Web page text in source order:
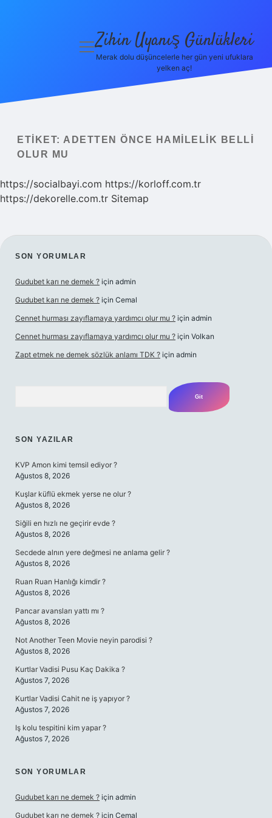
Politikası
Yasal Uyarı
menüyü
Zihin Uyanış Günlükleri
Merak dolu düşüncelerle her gün yeni ufuklara
yelken aç!
ETIKET: ADETTEN ÖNCE HAMILELIK BELLI
OLUR MU
https://socialbayi.com https://korloff.com.tr
https://dekorelle.com.tr Sitemap
SIDEBAR
SON YORUMLAR
Gudubet karı ne demek ? için admin
Gudubet karı ne demek ? için Cemal
Cennet hurması zayıflamaya yardımcı olur mu ? için admin
Cennet hurması zayıflamaya yardımcı olur mu ? için Volkan
Zapt etmek ne demek sözlük anlamı TDK ? için admin
SON YAZILAR
KVP Amon kimi temsil ediyor ?
Ağustos 8, 2026
Kuşlar küflü ekmek yerse ne olur ?
Ağustos 8, 2026
Siğili en hızlı ne geçirir evde ?
Ağustos 8, 2026
Secdede alnın yere değmesi ne anlama gelir ?
Ağustos 8, 2026
Ruan Ruan Hanlığı kimdir ?
Ağustos 8, 2026
Pancar avansları yattı mı ?
Ağustos 8, 2026
Not Another Teen Movie neyin parodisi ?
Ağustos 8, 2026
Kurtlar Vadisi Pusu Kaç Dakika ?
Ağustos 7, 2026
Kurtlar Vadisi Cahit ne iş yapıyor ?
Ağustos 7, 2026
Iş kolu tespitini kim yapar ?
Ağustos 7, 2026
SON YORUMLAR
Gudubet karı ne demek ? için admin
Gudubet karı ne demek ? için Cemal